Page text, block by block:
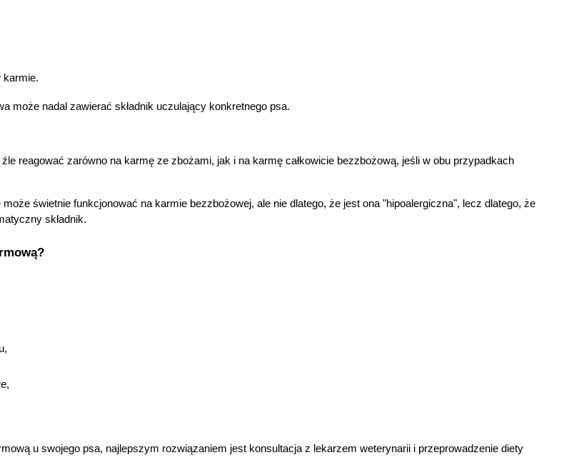
karmie.
może nadal zawierać składnik uczulający konkretnego psa.
reagować zarówno na karmę ze zbożami, jak i na karmę całkowicie bezzbożową, jeśli w obu przypadkach
świetnie funkcjonować na karmie bezzbożowej, ale nie dlatego, że jest ona "hipoalergiczna", lecz dlatego, że
składnik.
u swojego psa, najlepszym rozwiązaniem jest konsultacja z lekarzem weterynarii i przeprowadzenie diety